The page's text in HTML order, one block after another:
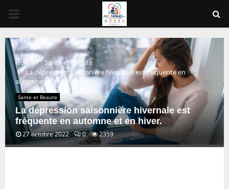
PRIMARY
MENU
Home
Sante et Beaute
La dépression saisonnière hivernale est fréquente en
automne et en hiver.
Sante et Beaute
La dépression saisonnière hivernale est
fréquente en automne et en hiver.
27 octobre 2022 0 2359